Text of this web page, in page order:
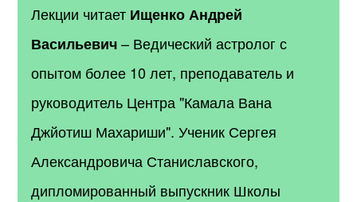
Лекции читает Ищенко Андрей
Васильевич– Ведический астролог с
опытом более 10 лет, преподаватель и
руководитель Центра "Камала Вана
Джйотиш Махариши". Ученик Сергея
Александровича Станиславского,
дипломированный выпускник Школы